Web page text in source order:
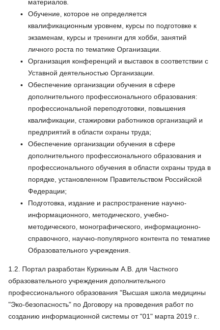
материалов.
Обучение, которое не определяется
квалификационным уровнем, курсы по подготовке к
экзаменам, курсы и тренинги для хобби, занятий
личного роста по тематике Организации.
Организация конференций и выставок в соответствии с
Уставной деятельностью Организации.
Обеспечение организации обучения в сфере
дополнительного профессионального образования:
профессиональной переподготовки, повышения
квалификации, стажировки работников организаций и
предприятий в области охраны труда;
Обеспечение организации обучения в сфере
дополнительного профессионального образования и
профессионального обучения в области охраны труда в
порядке, установленном Правительством Российской
Федерации;
Подготовка, издание и распространение научно-
информационного, методического, учебно-
методического, монографического, информационно-
справочного, научно-популярного контента по тематике
Образовательного учреждения.
1.2. Портал разработан Куркиным А.В. для Частного
образовательного учреждения дополнительного
профессионального образования "Высшая школа медицины
"Эко-безопасность" по Договору на проведения работ по
созданию информационной системы от "01" марта 2019 г..